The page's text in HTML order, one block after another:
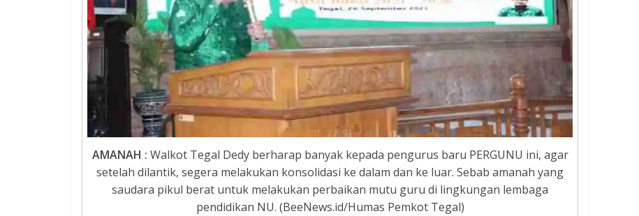
AMANAH : Walkot Tegal Dedy berharap banyak kepada pengurus baru PERGUNU ini, agar
setelah dilantik, segera melakukan konsolidasi ke dalam dan ke luar. Sebab amanah yang
saudara pikul berat untuk melakukan perbaikan mutu guru di lingkungan lembaga
pendidikan NU. (BeeNews.id/Humas Pemkot Tegal)